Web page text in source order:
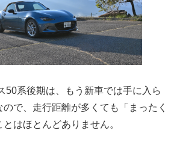
50系後期は、もう新車では手に入ら
で、走行距離が多くても「まったく
はほとんどありません。